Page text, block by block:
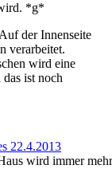
*g*
der Innenseite
verarbeitet.
wird eine
ist noch
wird immer